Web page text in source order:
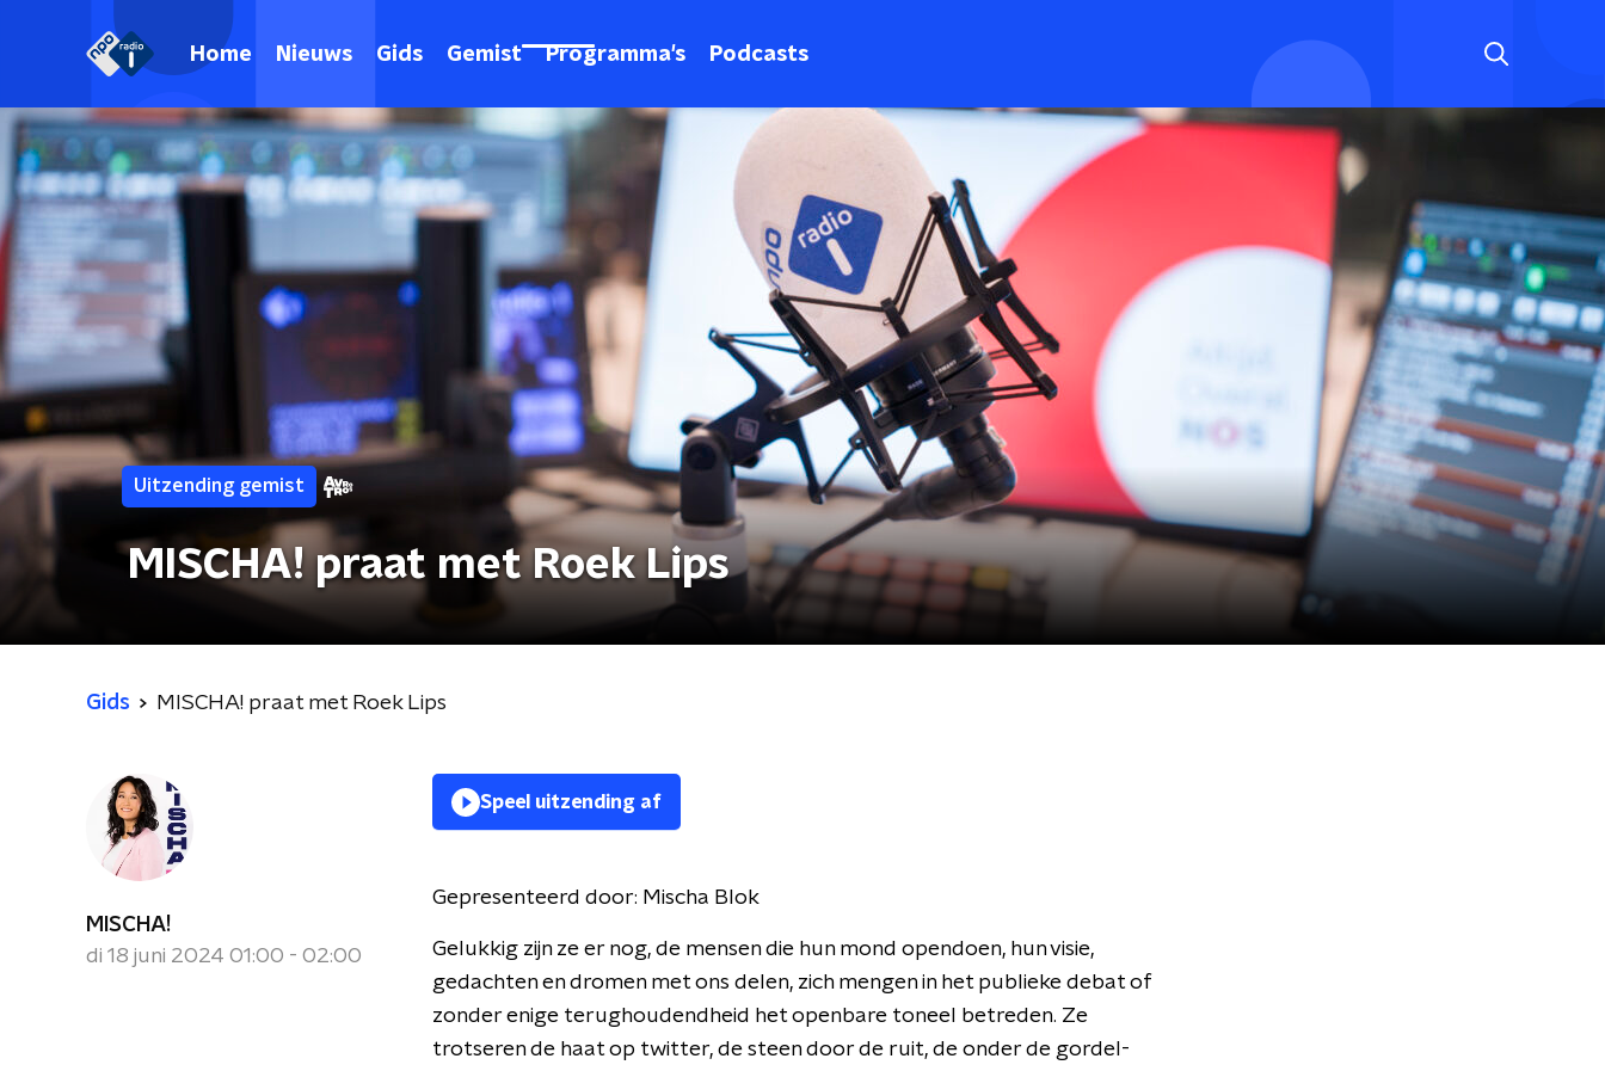
Home Nieuws Gids Gemist Programma's Podcasts
Uitzending gemist
MISCHA! praat met Roek Lips
Gids MISCHA! praat met Roek Lips
MISCHA!
di 18 juni 2024 01:00 - 02:00
Speel uitzending af
Gepresenteerd door: Mischa Blok
Gelukkig zijn ze er nog, de mensen die hun mond opendoen, hun visie,
gedachten en dromen met ons delen, zich mengen in het publieke debat of
zonder enige terughoudendheid het openbare toneel betreden. Ze
trotseren de haat op twitter, de steen door de ruit, de onder de gordel-